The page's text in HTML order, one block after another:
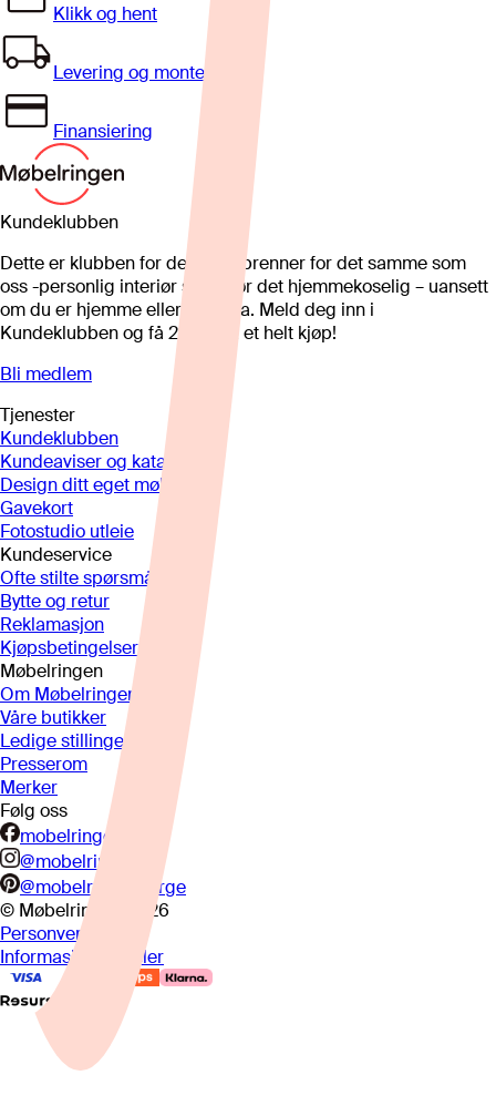
Klikk og hent
Levering og montering
Finansiering
Kundeklubben
Dette er klubben for deg som brenner for det samme som
oss -personlig interiør som gjør det hjemmekoselig – uansett
om du er hjemme eller på hytta. Meld deg inn i
Kundeklubben og få 25%* på et helt kjøp!
Bli medlem
Tjenester
Kundeklubben
Kundeaviser og kataloger
Design ditt eget møbel
Gavekort
Fotostudio utleie
Kundeservice
Ofte stilte spørsmål
Bytte og retur
Reklamasjon
Kjøpsbetingelser
Møbelringen
Om Møbelringen
Våre butikker
Ledige stillinger
Presserom
Merker
Følg oss
mobelringen.no
@mobelringen
@mobelringennorge
© Møbelringen
2026
Personvern
Informasjonskapsler